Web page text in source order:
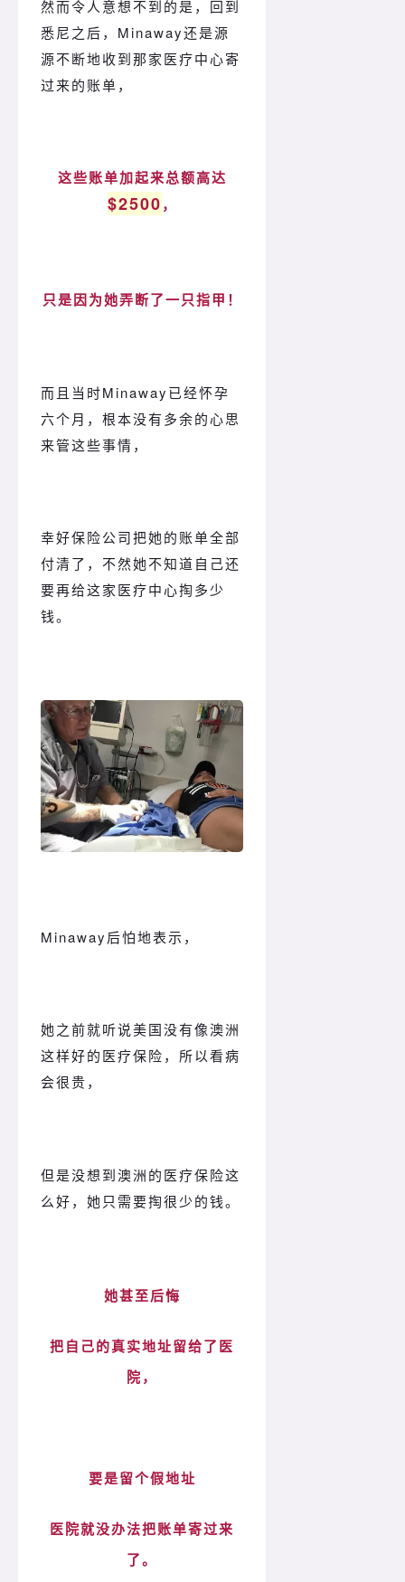
然而令人意想不到的是，回到
悉尼之后，Minaway还是源
源不断地收到那家医疗中心寄
过来的账单，
这些账单加起来总额高达
$2500，
只是因为她弄断了一只指甲！
而且当时Minaway已经怀孕
六个月，根本没有多余的心思
来管这些事情，
幸好保险公司把她的账单全部
付清了，不然她不知道自己还
要再给这家医疗中心掏多少
钱。
Minaway后怕地表示，
她之前就听说美国没有像澳洲
这样好的医疗保险，所以看病
会很贵，
但是没想到澳洲的医疗保险这
么好，她只需要掏很少的钱。
她甚至后悔
把自己的真实地址留给了医
院，
要是留个假地址
医院就没办法把账单寄过来
了。